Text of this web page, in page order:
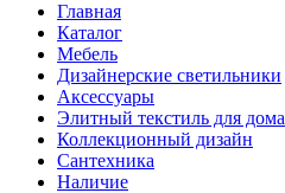
Главная
Каталог
Мебель
Дизайнерские светильники
Аксессуары
Элитный текстиль для дома
Коллекционный дизайн
Сантехника
Наличие